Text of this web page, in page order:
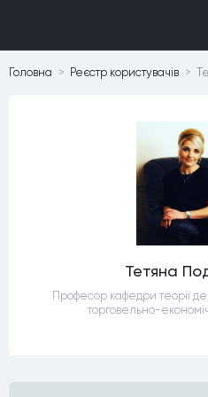
Головна Реєстр користувачiв
Тетяна
Професор кафедри теорії
торговельно-